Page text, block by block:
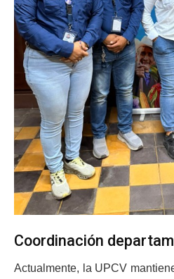
Coordinación
Actualmente, la UPCV